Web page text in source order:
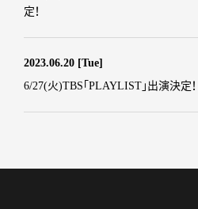
定！
2023.06.20 [Tue]
6/27(火)TBS「PLAYLIST」出演決定！